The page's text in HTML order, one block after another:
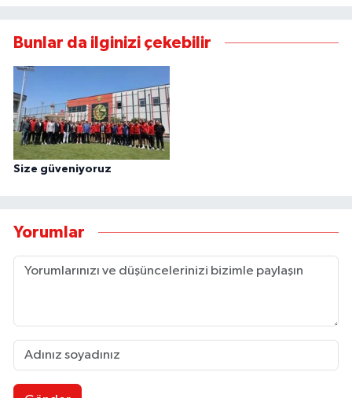
Bunlar da ilginizi çekebilir
Size güveniyoruz
Yorumlar